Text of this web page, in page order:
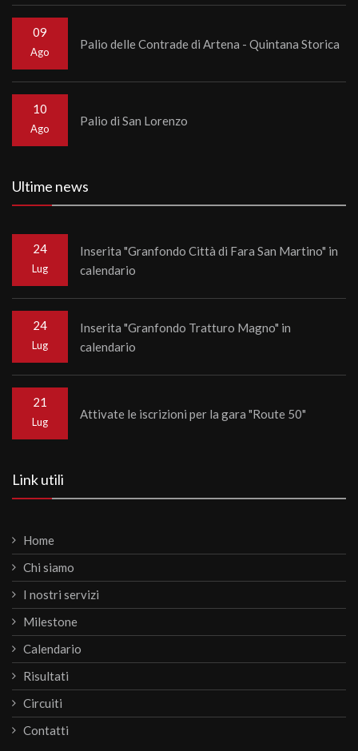
09
Ago
Palio delle Contrade di Artena - Quintana Storica
10
Ago
Palio di San Lorenzo
Ultime news
24
Lug
Inserita "Granfondo Città di Fara San Martino" in
calendario
24
Lug
Inserita "Granfondo Tratturo Magno" in
calendario
21
Lug
Attivate le iscrizioni per la gara "Route 50"
Link utili
Home
Chi siamo
I nostri servizi
Milestone
Calendario
Risultati
Circuiti
Contatti